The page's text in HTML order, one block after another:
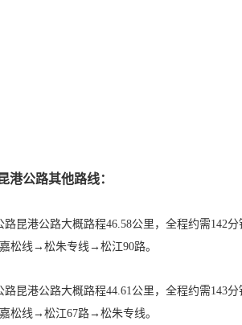
港公路其他路线：
路昆港公路大概路程46.58公里，全程约需142
松线→松朱专线→松江90路。
路昆港公路大概路程44.61公里，全程约需143
松线→松江67路→松朱专线。